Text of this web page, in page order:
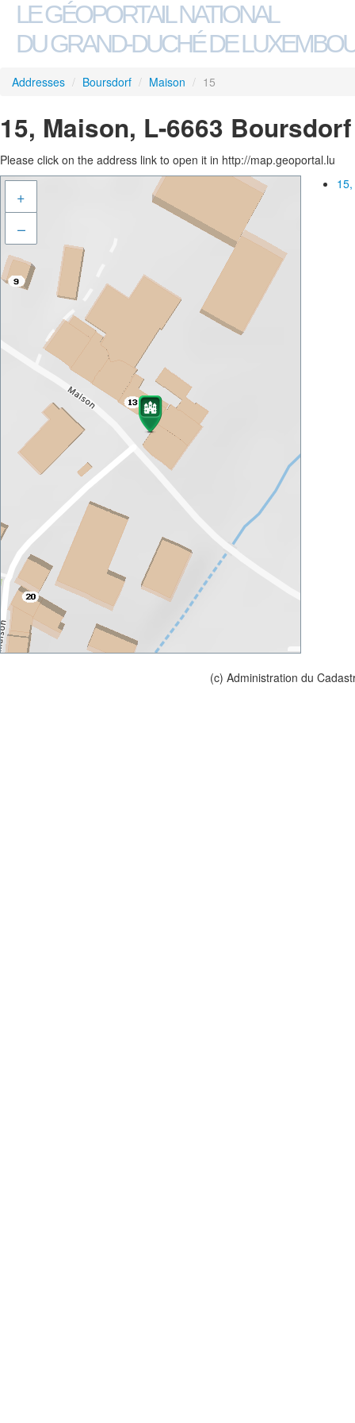
LE GÉOPORTAIL NATIONAL
DU GRAND-DUCHÉ DE
Addresses / Boursdorf / Maison / 15
15, Maison, L-6663 Boursdorf
Please click on the address link to open it in http://map.geoportal.lu
+
–
(c) Administration du